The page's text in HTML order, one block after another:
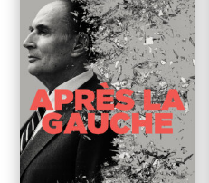
18,00 €